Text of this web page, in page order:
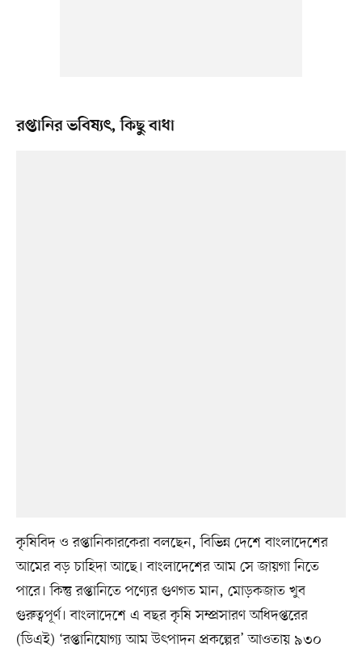
রপ্তানির ভবিষ্যৎ, কিছু বাধা
কৃষিবিদ ও রপ্তানিকারকেরা বলছেন, বিভিন্ন দেশে বাংলাদেশের
আমের বড় চাহিদা আছে। বাংলাদেশের আম সে জায়গা নিতে
পারে। কিন্তু রপ্তানিতে পণ্যের গুণগত মান, মোড়কজাত খুব
গুরুত্বপূর্ণ। বাংলাদেশে এ বছর কৃষি সম্প্রসারণ অধিদপ্তরের
(ডিএই) ‘রপ্তানিযোগ্য আম উৎপাদন প্রকল্পের’ আওতায় ৯৩০